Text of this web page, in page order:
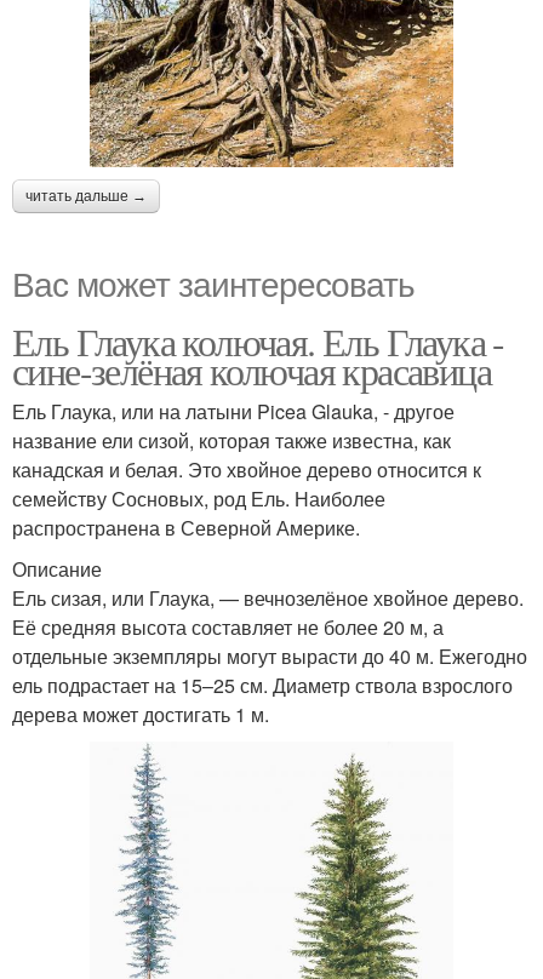
читать дальше →
Вас может заинтересовать
Ель Глаука колючая. Ель Глаука -
сине-зелёная колючая красавица
Ель Глаука, или на латыни Picea Glauka, - другое
название ели сизой, которая также известна, как
канадская и белая. Это хвойное дерево относится к
семейству Сосновых, род Ель. Наиболее
распространена в Северной Америке.
Описание
Ель сизая, или Глаука, — вечнозелёное хвойное дерево.
Её средняя высота составляет не более 20 м, а
отдельные экземпляры могут вырасти до 40 м. Ежегодно
ель подрастает на 15–25 см. Диаметр ствола взрослого
дерева может достигать 1 м.